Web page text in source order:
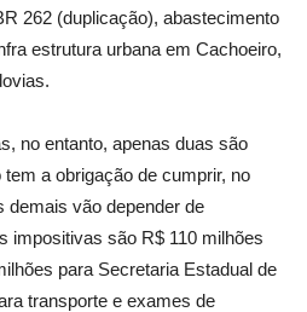
262 (duplicação), abastecimento
estrutura urbana em Cachoeiro,
no entanto, apenas duas são
a obrigação de cumprir, no
demais vão depender de
impositivas são R$ 110 milhões
para Secretaria Estadual de
transporte e exames de